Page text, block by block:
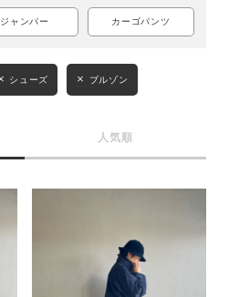
ジャンパー カーゴパンツ
シューズ ブルゾン
人気順